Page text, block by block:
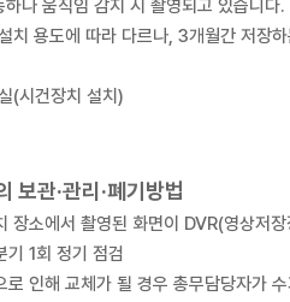
동하나 움직임 감지 시 촬영되고 있
치 용도에 따라 다르나, 3개월간 저장
(시건장치 설치)
보관·관리·폐기방법
치 장소에서 촬영된 화면이 DVR(영
가 분기 1회 정기 점검
으로 인해 교체가 될 경우 총무담당